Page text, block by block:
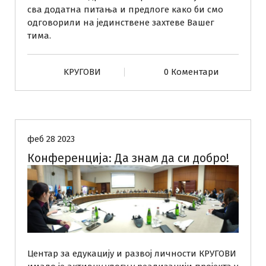
а
п
с
х
о
о
к
у
с
л
у
г
а
а
сва додатна питања и предлоге како би смо
одговорили на јединствене захтеве Вашег
тима.
KРУГОВИ 0 Коментари
феб 28 2023
Конференција: Да знам да си добро!
Центар за едукацију и развој личности КРУГОВИ